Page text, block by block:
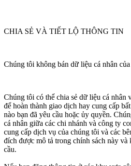
CHIA SẺ VÀ TIẾT LỘ THÔNG TIN
Chúng tôi không bán dữ liệu cá nhân của
Chúng tôi có thể chia sẻ dữ liệu cá nhân
để hoàn thành giao dịch hay cung cấp
nào bạn đã yêu cầu hoặc ủy quyền.
cá nhân giữa các chi nhánh và công ty
cung cấp dịch vụ của chúng tôi và các
đích được mô tả trong chính sách này và
cầu.